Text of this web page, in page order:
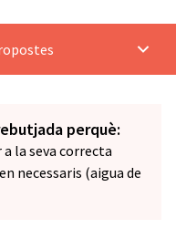
perquè:
la seva correcta
necessaris (aigua de